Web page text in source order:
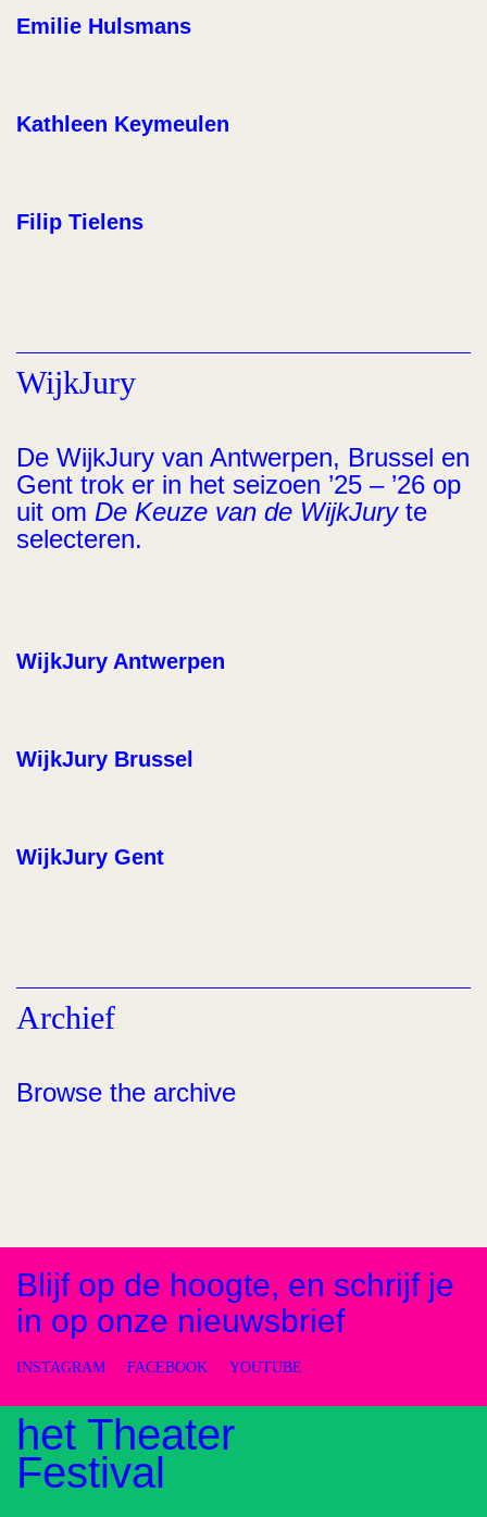
Emilie Hulsmans
Kathleen Keymeulen
Filip Tielens
WijkJury
De WijkJury van Antwerpen, Brussel en
Gent trok er in het seizoen ’25 – ’26 op
uit om De Keuze van de WijkJuryte
selecteren.
WijkJury Antwerpen
WijkJury Brussel
WijkJury Gent
Archief
Browse the archive
Blijf op de hoogte, en schrijf je
in op onze nieuwsbrief
INSTAGRAM FACEBOOK YOUTUBE
het Theater
Festival